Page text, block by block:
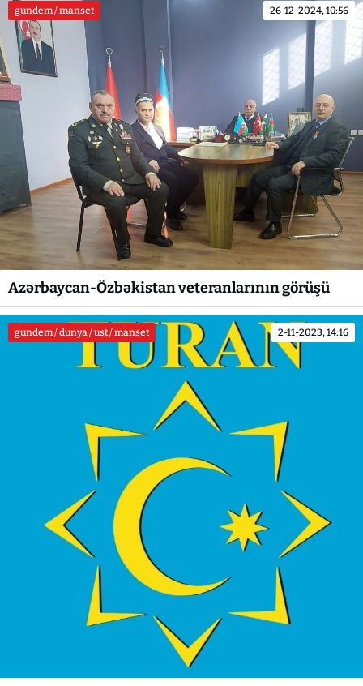
gundem / manset 26-12-2024, 10:56
Azərbaycan-Özbəkistan veteranlarının görüşü
gundem / dunya / ust / manset 2-11-2023, 14:16